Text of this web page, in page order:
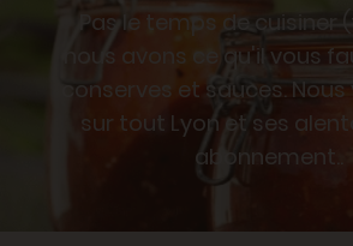
Pas le temps de cuisiner
nous avons ce qu'il vous
conserves et sauces. Nous
sur tout Lyon et ses
abonnement..